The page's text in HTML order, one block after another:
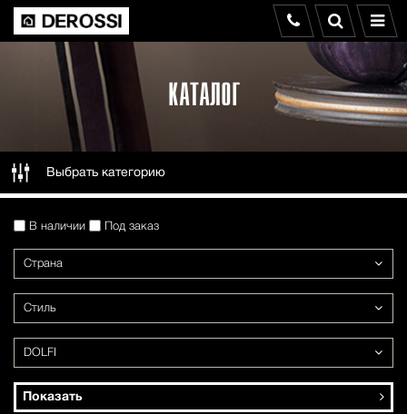
КАТАЛОГ
Выбрать категорию
В наличии Под заказ
Страна
Стиль
DOLFI
Показать